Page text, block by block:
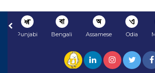
ଏ
Odia
অ
Assamese
বা
Bengali
ਅ
Punjabi